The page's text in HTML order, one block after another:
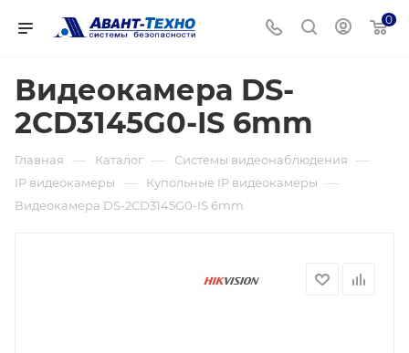
0
Видеокамера DS-
2CD3145G0-IS 6mm
Главная — Каталог — Системы видеонаблюдения —
IP видеокамеры — Купольные IP видеокамеры —
Видеокамера DS-2CD3145G0-IS 6mm